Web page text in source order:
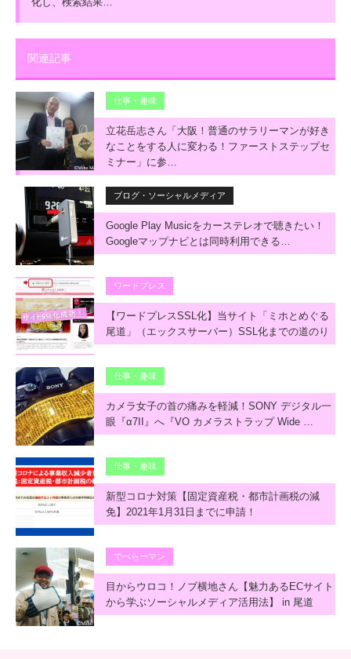
関連記事
仕事・趣味
立花岳志さん「大阪！普通のサラリーマンが好き
なことをする人に変わる！ファーストステップセ
ミナー」に参…
ブログ・ソーシャルメディア
Google Play Musicをカーステレオで聴きたい！
Googleマップナビとは同時利用できる…
ワードプレス
【ワードプレスSSL化】当サイト「ミホとめぐる
尾道」（エックスサーバー）SSL化までの道のり
仕事・趣味
カメラ女子の首の痛みを軽減！SONY デジタル一
眼『α7II』へ『VO カメラストラップ Wide …
仕事・趣味
新型コロナ対策【固定資産税・都市計画税の減
免】2021年1月31日までに申請！
でべらーマン
目からウロコ！ノブ横地さん【魅力あるECサイト
から学ぶソーシャルメディア活用法】 in 尾道